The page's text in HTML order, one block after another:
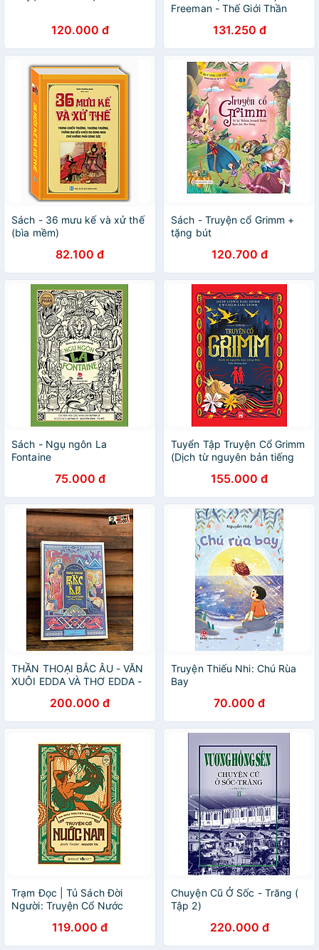
120.000 đ
Freeman - Thế Giới Thần
131.250 đ
Sách - 36 mưu kế và xử thế
(bìa mềm)
82.100 đ
Sách - Truyện cổ Grimm +
tặng bút
120.700 đ
Sách - Ngụ ngôn La
Fontaine
75.000 đ
Tuyển Tập Truyện Cổ Grimm
(Dịch từ nguyên bản tiếng
155.000 đ
THẦN THOẠI BẮC ÂU - VĂN
XUÔI EDDA VÀ THƠ EDDA -
Nguyễn Hồng Vi - Lê Hồng
Hạnh dịch - Tri Thức Trẻ
Books - NXB Thanh Niên.
200.000 đ
Truyện Thiếu Nhi: Chú Rùa
Bay
70.000 đ
Trạm Đọc | Tủ Sách Đời
Người: Truyện Cổ Nước
Thượng: Người Ta
119.000 đ
Chuyện Cũ Ở Sốc - Trăng (
Tập 2)
220.000 đ